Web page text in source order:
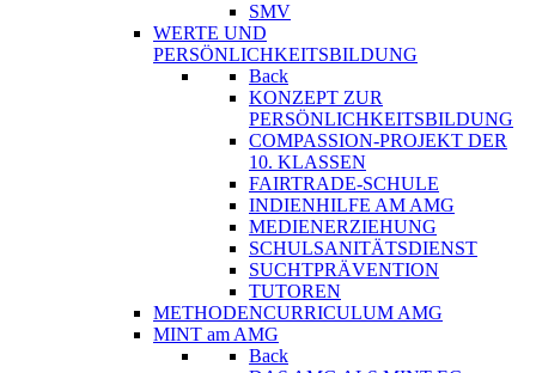
SMV
WERTE UND
PERSÖNLICHKEITSBILDUNG
Back
KONZEPT ZUR
PERSÖNLICHKEITSBILDUNG
COMPASSION-PROJEKT DER
10. KLASSEN
FAIRTRADE-SCHULE
INDIENHILFE AM AMG
MEDIENERZIEHUNG
SCHULSANITÄTSDIENST
SUCHTPRÄVENTION
TUTOREN
METHODENCURRICULUM AMG
MINT am AMG
Back